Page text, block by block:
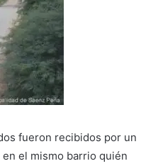
fueron recibidos por un
el mismo barrio quién